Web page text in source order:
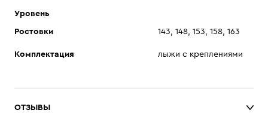
Уровень
Ростовки 143, 148, 153, 158, 163
Комплектация лыжи с креплениями
ОТЗЫВЫ